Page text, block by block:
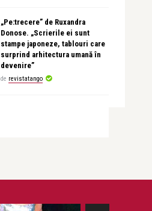
„Pe:trecere” de Ruxandra
Donose. „Scrierile ei sunt
stampe japoneze, tablouri care
surprind arhitectura umană în
devenire”
de revistatango